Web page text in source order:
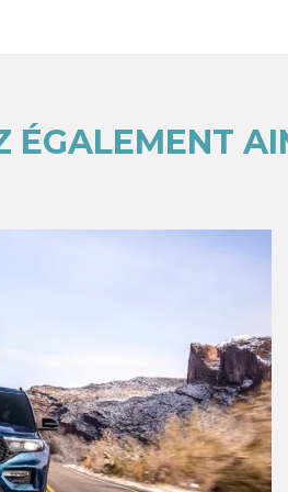
ÉGALEMENT